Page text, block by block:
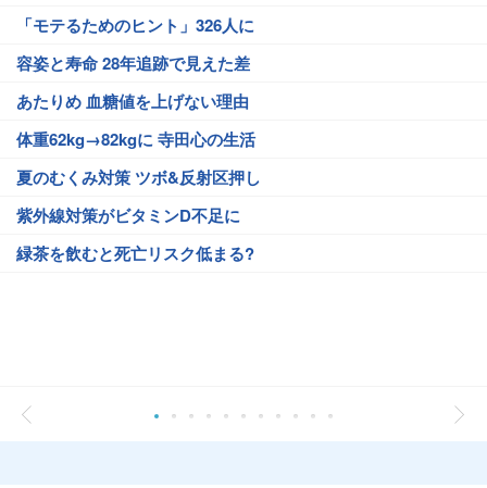
「モテるためのヒント」326人に
容姿と寿命 28年追跡で見えた差
あたりめ 血糖値を上げない理由
体重62kg→82kgに 寺田心の生活
夏のむくみ対策 ツボ&反射区押し
紫外線対策がビタミンD不足に
緑茶を飲むと死亡リスク低まる?